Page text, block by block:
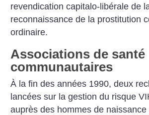
revendication capitalo-libérale de
reconnaissance de la prostitution
ordinaire.
Associations de santé
communautaires
À la fin des années 1990, deux
lancées sur la gestion du risque
auprès des hommes de naissance